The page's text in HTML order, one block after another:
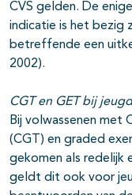
CVS gelden. De
indicatie is het bezig
betreffende een
2002).
CGT en GET bij
Bij volwassenen met
(CGT) en graded
gekomen als redelijk
geldt dit ook voor